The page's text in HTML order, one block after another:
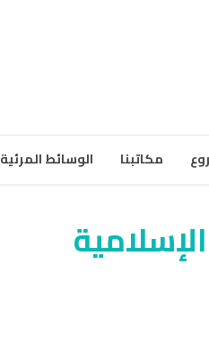
مكاتبنا الوسائط المرئية